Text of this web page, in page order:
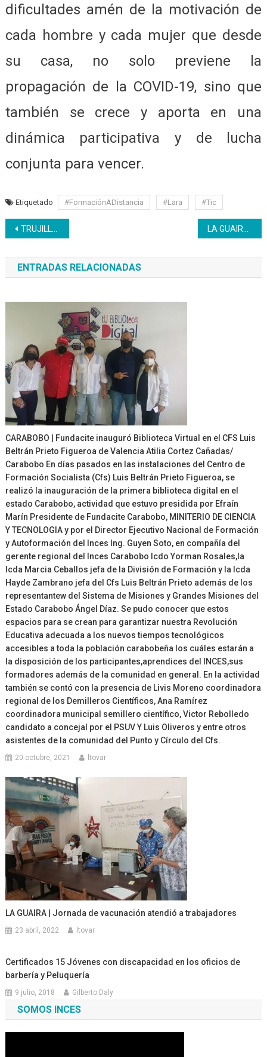
dificultades amén de la motivación de
cada hombre y cada mujer que desde
su casa, no solo previene la
propagación de la COVID-19, sino que
también se crece y aporta en una
dinámica participativa y de lucha
conjunta para vencer.
Etiquetado #FormaciónADistancia #Lara #Tic
Navegación
de
entradas
TRUJILLO | Inces y gobernación inician capacitación textil
ENTRADAS RELACIONADAS
CARABOBO | Fundacite inauguró Biblioteca Virtual en el CFS Luis
Beltrán Prieto Figueroa de Valencia Atilia Cortez Cañadas/
Carabobo En días pasados en las instalaciones del Centro de
Formación Socialista (Cfs) Luis Beltrán Prieto Figueroa, se
realizó la inauguración de la primera biblioteca digital en el
estado Carabobo, actividad que estuvo presidida por Efraín
Marín Presidente de Fundacite Carabobo, MINITERIO DE CIENCIA
Y TECNOLOGIA y por el Director Ejecutivo Nacional de Formación
y Autoformación del Inces Ing. Guyen Soto, en compañía del
gerente regional del Inces Carabobo lcdo Yorman Rosales,la
lcda Marcia Ceballos jefa de la División de Formación y la lcda
Hayde Zambrano jefa del Cfs Luis Beltrán Prieto además de los
representantew del Sistema de Misiones y Grandes Misiones del
Estado Carabobo Ángel Díaz. Se pudo conocer que estos
espacios para se crean para garantizar nuestra Revolución
Educativa adecuada a los nuevos tiempos tecnológicos
accesibles a toda la población carabobeña los cuáles estarán a
la disposición de los participantes,aprendices del INCES,sus
formadores además de la comunidad en general. En la actividad
también se contó con la presencia de Livis Moreno coordinadora
regional de los Demilleros Científicos, Ana Ramírez
coordinadora municipal semillero científico, Victor Rebolledo
candidato a concejal por el PSUV Y Luis Oliveros y entre otros
asistentes de la comunidad del Punto y Círculo del Cfs.
20 octubre, 2021 ltovar
LA GUAIRA | Jornada de vacunación atendió a trabajadores
23 abril, 2022 ltovar
Certificados 15 Jóvenes con discapacidad en los oficios de
barbería y Peluquería
9 julio, 2018 Gilberto Daly
SOMOS INCES